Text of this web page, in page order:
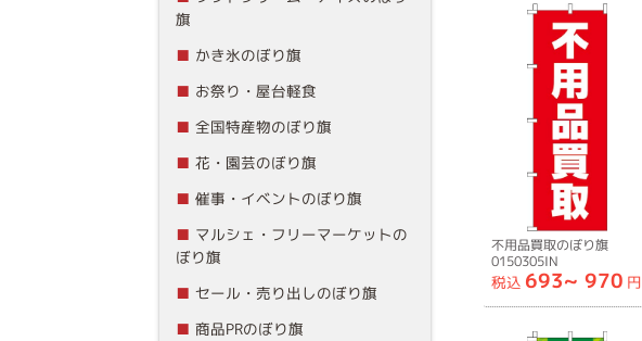
旗
かき氷のぼり旗
お祭り・屋台軽食
全国特産物のぼり旗
花・園芸のぼり旗
催事・イベントのぼり旗
マルシェ・フリーマーケットの
ぼり旗
セール・売り出しのぼり旗
商品PRのぼり旗
不用品買取のぼり旗
0150305IN
税込 693~ 970 円